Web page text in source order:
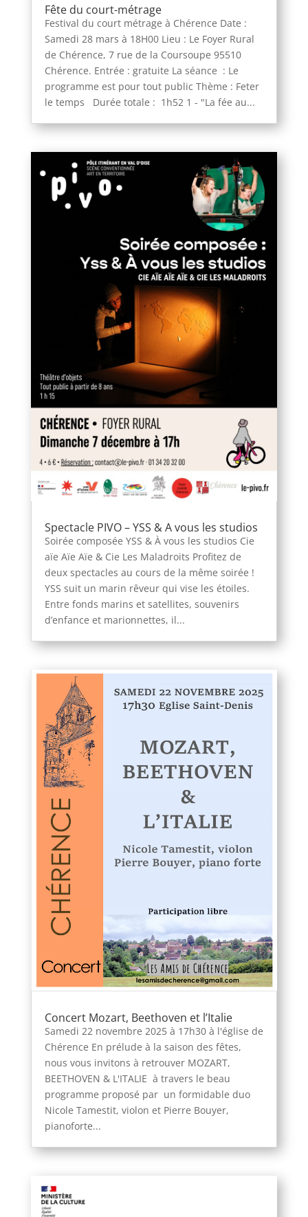
Fête du court-métrage
Festival du court métrage à Chérence Date :
Samedi 28 mars à 18H00 Lieu : Le Foyer Rural
de Chérence, 7 rue de la Coursoupe 95510
Chérence. Entrée : gratuite La séance : Le
programme est pour tout public Thème : Feter
le temps Durée totale : 1h52 1 - "La fée au...
Spectacle PIVO – YSS & A vous les studios
Soirée composée YSS & À vous les studios Cie
aïe Aïe Aïe & Cie Les Maladroits Profitez de
deux spectacles au cours de la même soirée !
YSS suit un marin rêveur qui vise les étoiles.
Entre fonds marins et satellites, souvenirs
d’enfance et marionnettes, il...
Concert Mozart, Beethoven et l’Italie
Samedi 22 novembre 2025 à 17h30 à l'église de
Chérence En prélude à la saison des fêtes,
nous vous invitons à retrouver MOZART,
BEETHOVEN & L'ITALIE à travers le beau
programme proposé par un formidable duo
Nicole Tamestit, violon et Pierre Bouyer,
pianoforte...